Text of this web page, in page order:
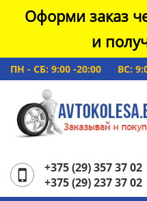
Оформи заказ
и
ПН - СБ: 9:00 -20:00 ВС:
+375 (29) 357 37 02
+375 (29) 237 37 02